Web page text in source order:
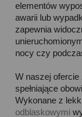
elementów
awarii lub
zapewnia
nocy czy
W naszej ofercie
spełniające
Wykonane z
odblaskowymi